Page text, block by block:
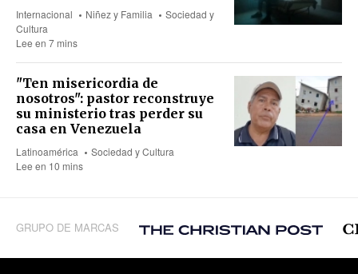
Internacional Niñez y Familia
Sociedad y
Cultura
Lee en 7 mins
"Ten misericordia de
nosotros": pastor reconstruye
su ministerio tras perder su
casa en Venezuela
Latinoamérica
Sociedad y Cultura
Lee en 10 mins
GRUPO DE MARCAS